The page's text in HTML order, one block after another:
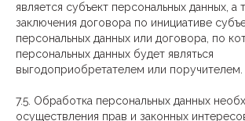
является субъект персональных данных, а
заключения договора по инициативе
персональных данных или договора, по
персональных данных будет являться
выгодоприобретателем или поручителем.
7.5. Обработка персональных данных
осуществления прав и законных